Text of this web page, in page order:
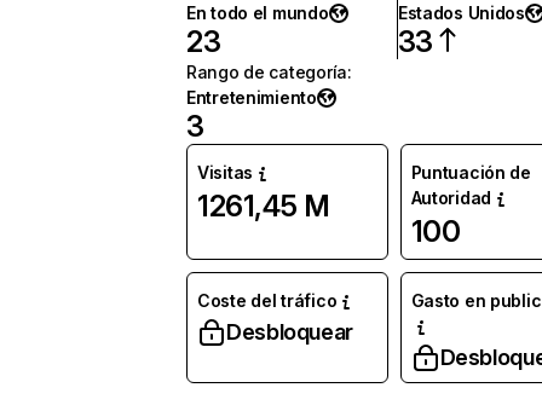
En todo el mundo
23
Estados Unidos
33
Rango de categoría:
Entretenimiento
3
Visitas
1261,45 M
Puntuación de
Autoridad
100
Coste del tráfico
Desbloquear
Gasto en